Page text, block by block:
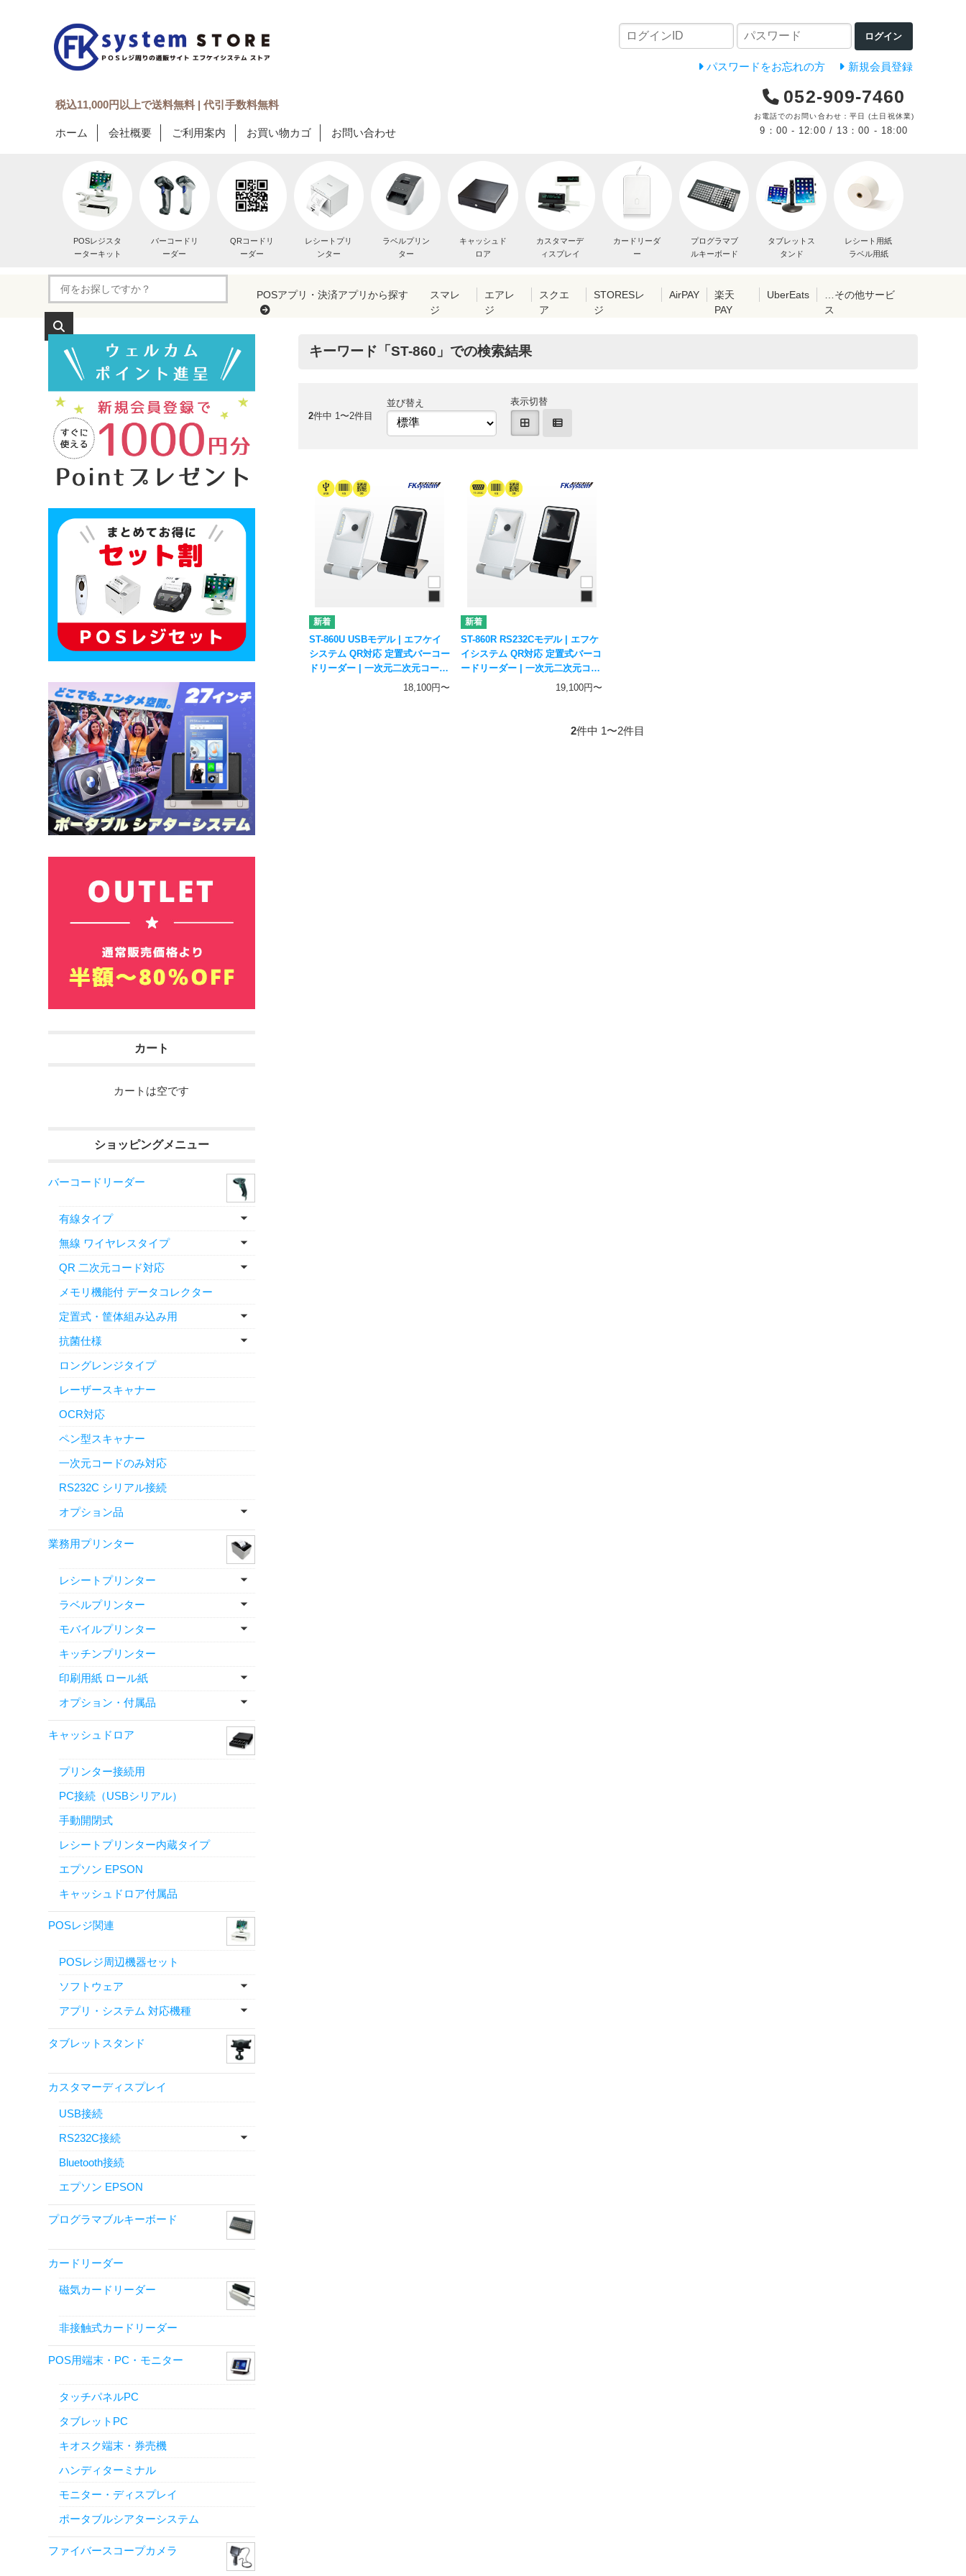
ログイン
パスワードをお忘れの方 新規会員登録
税込11,000円以上で送料無料 | 代引手数料無料
ホーム 会社概要 ご利用案内 お買い物カゴ お問い合わせ
052-909-7460
お電話でのお問い合わせ：平日 (土日祝休業)
9：00 - 12:00 / 13：00 - 18:00
POSレジスタ
ーターキット
バーコードリ
ーダー
QRコードリ
ーダー
レシートプリ
ンター
ラベルプリン
ター
キャッシュド
ロア
カスタマーデ
ィスプレイ
カードリーダ
ー
プログラマブ
ルキーボード
タブレットス
タンド
レシート用紙
ラベル用紙
POSアプリ・決済アプリから探す
スマレ
ジ
エアレ
ジ
スクエ
ア
STORESレ
ジ
AirPAY
楽天
PAY
UberEats
…その他サービ
ス
キーワード「ST-860」での検索結果
2件中 1〜2件目
並び替え 表示切替
ST-860U USBモデル | エフケイ
システム QR対応 定置式バーコー
ドリーダー | 一次元二次元コード
対応 固定スキャナー Fksystem
18,100円〜
ST-860R RS232Cモデル | エフケ
イシステム QR対応 定置式バーコ
ードリーダー | 一次元二次元コー
ド対応 固定スキャナー19,100円〜
2件中 1〜2件目
カート
カートは空です
ショッピングメニュー
バーコードリーダー
有線タイプ
無線 ワイヤレスタイプ
QR 二次元コード対応
メモリ機能付 データコレクター
定置式・筐体組み込み用
抗菌仕様
ロングレンジタイプ
レーザースキャナー
OCR対応
ペン型スキャナー
一次元コードのみ対応
RS232C シリアル接続
オプション品
業務用プリンター
レシートプリンター
ラベルプリンター
モバイルプリンター
キッチンプリンター
印刷用紙 ロール紙
オプション・付属品
キャッシュドロア
プリンター接続用
PC接続（USBシリアル）
手動開閉式
レシートプリンター内蔵タイプ
エプソン EPSON
キャッシュドロア付属品
POSレジ関連
POSレジ周辺機器セット
ソフトウェア
アプリ・システム 対応機種
タブレットスタンド
カスタマーディスプレイ
USB接続
RS232C接続
Bluetooth接続
エプソン EPSON
プログラマブルキーボード
カードリーダー
磁気カードリーダー
非接触式カードリーダー
POS用端末・PC・モニター
タッチパネルPC
タブレットPC
キオスク端末・券売機
ハンディターミナル
モニター・ディスプレイ
ポータブルシアターシステム
ファイバースコープカメラ